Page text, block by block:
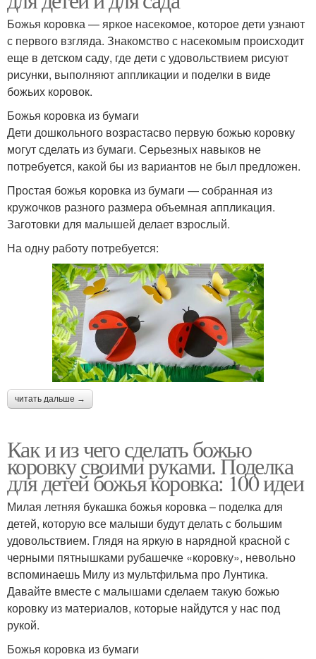
Божья коровка — яркое насекомое, которое дети узнают
с первого взгляда. Знакомство с насекомым происходит
еще в детском саду, где дети с удовольствием рисуют
рисунки, выполняют аппликации и поделки в виде
божьих коровок.
Божья коровка из бумаги
Дети дошкольного возрастасво первую божью коровку
могут сделать из бумаги. Серьезных навыков не
потребуется, какой бы из вариантов не был предложен.
Простая божья коровка из бумаги — собранная из
кружочков разного размера объемная аппликация.
Заготовки для малышей делает взрослый.
На одну работу потребуется:
читать дальше →
Как и из чего сделать божью
коровку своими руками. Поделка
для детей божья коровка: 100 идеи
Милая летняя букашка божья коровка – поделка для
детей, которую все малыши будут делать с большим
удовольствием. Глядя на яркую в нарядной красной с
черными пятнышками рубашечке «коровку», невольно
вспоминаешь Милу из мультфильма про Лунтика.
Давайте вместе с малышами сделаем такую божью
коровку из материалов, которые найдутся у нас под
рукой.
Божья коровка из бумаги